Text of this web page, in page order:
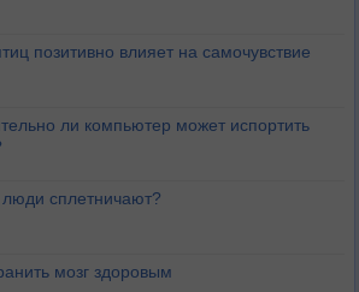
позитивно влияет на самочувствие
ли компьютер может испортить
сплетничают?
мозг здоровым